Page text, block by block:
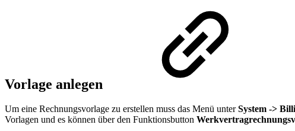
Vorlage anlegen
Um eine Rechnungsvorlage zu erstellen muss das Menü unterSystem ->
Vorlagen und es können über den Funktionsbutton